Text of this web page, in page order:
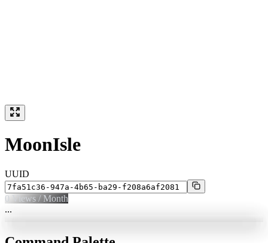
MoonIsle
UUID
0 Views / Month
...